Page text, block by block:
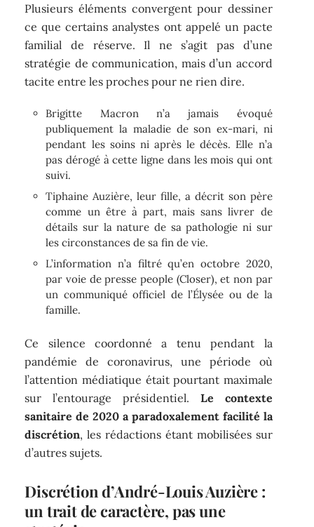
Plusieurs éléments convergent pour dessiner
ce que certains analystes ont appelé un pacte
familial de réserve. Il ne s’agit pas d’une
stratégie de communication, mais d’un accord
tacite entre les proches pour ne rien dire.
Brigitte Macron n’a jamais évoqué
publiquement la maladie de son ex-mari, ni
pendant les soins ni après le décès. Elle n’a
pas dérogé à cette ligne dans les mois qui ont
suivi.
Tiphaine Auzière, leur fille, a décrit son père
comme un être à part, mais sans livrer de
détails sur la nature de sa pathologie ni sur
les circonstances de sa fin de vie.
L’information n’a filtré qu’en octobre 2020,
par voie de presse people (Closer), et non par
un communiqué officiel de l’Élysée ou de la
famille.
Ce silence coordonné a tenu pendant la
pandémie de coronavirus, une période où
l’attention médiatique était pourtant maximale
sur l’entourage présidentiel. Le contexte
sanitaire de 2020 a paradoxalement facilité la
discrétion, les rédactions étant mobilisées sur
d’autres sujets.
Discrétion d’André-Louis Auzière :
un trait de caractère, pas une